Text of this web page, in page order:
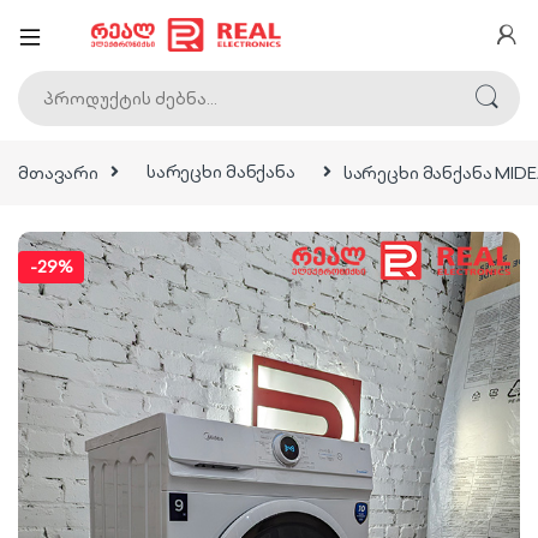
მთავარი სარეცხი მანქანა სარეცხი მანქანა
-29%